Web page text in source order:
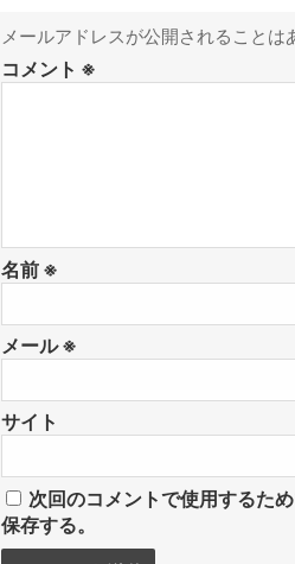
メールアドレスが公開されることは
コメント ※
名前 ※
メール※
サイト
次回のコメントで使用するた
保存する。